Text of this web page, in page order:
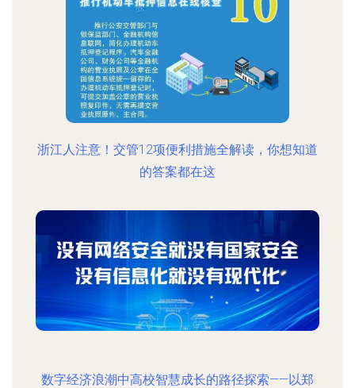
浙江人注意！交管12项便利措施全解读，你想知道
的答案都在这
数字经济浪潮中高校智慧成长的路径探索——以郑